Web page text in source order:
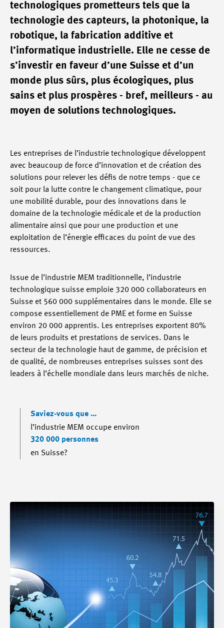
technologiques prometteurs tels que la
technologie des capteurs, la photonique, la
robotique, la fabrication additive et
l’informatique industrielle. Elle ne cesse de
s’investir en faveur d’une Suisse et d’un
monde plus sûrs, plus écologiques, plus
sains et plus prospères - bref, meilleurs - au
moyen de solutions technologiques.
Les entreprises de l’industrie technologique développent
avec beaucoup de force d’innovation et de création des
solutions pour relever les défis de notre temps - que ce
soit pour la lutte contre le changement climatique, pour
une mobilité durable, pour des innovations dans le
domaine de la technologie médicale et de la production
alimentaire ainsi que pour une production et une
exploitation de l’énergie efficaces du point de vue des
ressources.
Issue de l’industrie MEM traditionnelle, l’industrie
technologique suisse emploie 320 000 collaborateurs en
Suisse et 560 000 supplémentaires dans le monde. Elle se
compose essentiellement de PME et forme en Suisse
environ 20 000 apprentis. Les entreprises exportent 80%
de leurs produits et prestations de services. Dans le
secteur de la technologie haut de gamme, de précision et
de qualité, de nombreuses entreprises suisses sont des
leaders à l’échelle mondiale dans leurs marchés de niche.
Saviez-vous que …
l’industrie MEM occupe environ
320 000 personnes
en Suisse?